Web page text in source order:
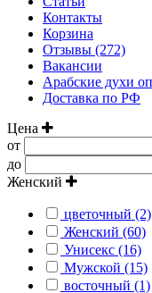
Контакты
Корзина
Отзывы (272)
Вакансии
Арабские духи
Доставка по РФ
Цена
от
до
Женский
цветочный (2)
Женский (60)
Унисекс (16)
Мужской (15)
восточный (1)